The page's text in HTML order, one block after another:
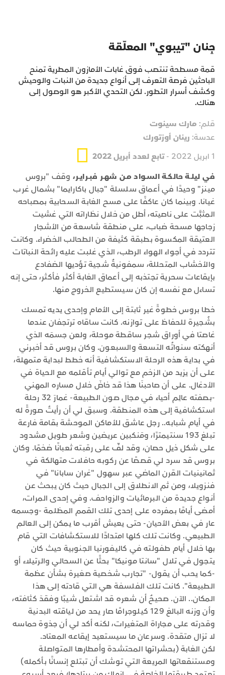
جِنان "تيبوي" المعلّقة
قمة مسطحة تنتصب فوق غابات الأمازون المطرية تمنح
الباحثين فرصة التعرف إلى أنواع جديدة من النبات والوحيش
وكشف أسرار التطور. لكن التحدي الأكبر هو الوصول إلى
هناك.
قلم: مارك سينوت
عدسة: رينان أوزتورك
1 ابريل 2022 -
تابع لعدد أبريل 2022
في ليلـة حالكـة السـواد مـن شهـر فبـرايـر، وقف "بروس
مينز" وحيدًا في أعماق سلسلة "جبال باكارايما" بشمال غرب
غيانا. وبينما كان عاكفًا على مسح الغابة السحابية بمصباحه
المثبَّت على ناصيته، أطل من خلال نظاراته التي غشيت
زجاجها مسحة ضباب، على منطقة شاسعة من الأشجار
العتيقة المكسوة بطبقة كثيفة من الطحالب الخضراء. وكانت
تتردد في أجواء الهواء الرطب، الذي غلبت عليه رائحة النباتات
والأخشاب المتحللة، سمفونيةٌ شجية تؤديها الضفادع
بإيقاعات سحرية تجتذبه إلى أعماق الغابة أكثر فأكثر، حتى إنه
تساءل مع نفسه إن كان سيستطيع الخروج منها.
خطا بروس خطوةً غير ثابتة إلى الأمام وإحدى يديه تمسك
بشُجيرة للحفاظ على توازنه. كانت ساقاه ترتجفان عندما
غاصتا في أوراق شجر ساقطة موحلة، ولعن جسمَه الذي
أنهكته سنواتُه التسعة والسبعون. وكان بروس قد أخبرني
في بداية هذه الرحلة الاستكشافية أنه خطط لبداية متمهلة،
على أن يزيد من الزخم مع توالي أيام تأقلمه مع الحياة في
الأدغال. على أن صاحبنَا هذا قد خاضَ خلال مساره المهني
-بصفته عالِم أحياء في مجال صون الطبيعة- غمارَ 32 رحلة
استكشافية إلى هذه المنطقة. وسبق لي أن رأيتُ صورةً له
في أيام شبابه.. رجل عاشق للأماكن الموحشة بقامة فارعة
تبلغ 193 سنتيمترًا، ومَنكبين عريضين وشعر طويل مشدود
على شكل ذيل حصان، وقد لفّ على رقبته ثعبانًا ضخمًا. وكان
بروس قد سرد لي قصصًا عن ركوبه حافلات متهالكة في
ثمانينيات القرن الماضي عبر سهول "غران سابانا" في
فنزويلا، ومن ثم الانطلاق إلى الجبال حيث كان يبحث عن
أنواع جديدة من البرمائيات والزواحف. وفي إحدى المرات،
أمضى أيامًا بمفرده على إحدى تلك القمم المظلمة -وجسمه
عار في بعض الأحيان- حتى يعيش أقرب ما يمكن إلى العالم
الطبيعي. وكانت تلك كلها امتدادًا للاستكشافات التي قام
بها خلال أيام طفولته في كاليفورنيا الجنوبية حيث كان
يتجول في تلال "سانتا مونيكا" بحثًا عن السحالي والرتيلاء أو
-كما يحب أن يقول- "تجارب شخصية صغيرة بشأن عظمة
الطبيعة". كانت تلك الفلسفة هي التي قادته إلى هذا
المكان.. الآن. صحيحٌ أن شعره قد اشتعل شيبًا وفقدَ كثافته،
وأن وزنه البالغ 129 كيلوجرامًا صار يحد من لياقته البدنية
وقدرته على مجاراة المتغيرات، لكنه أكد لي أن جذوة حماسه
لا تزال متقدة. وسرعان ما سيستعيد إيقاعه المعتاد.
لكن الغابة (بحشراتها المحتشدة وأمطارها المتواصلة
ومستنقعاتها المريعة التي توشك أن تبتلع إنسانًا بأكمله)